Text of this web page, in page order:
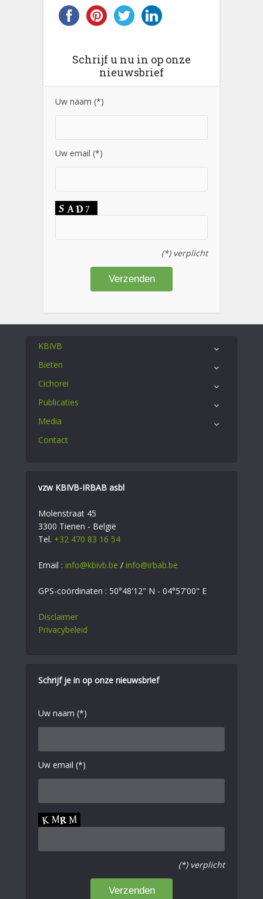
Schrijf u nu in op onze
nieuwsbrief
Uw naam (*)
Uw email (*)
(*) verplicht
KBIVB
Bieten
Cichorei
Publicaties
Media
Contact
vzw KBIVB-IRBAB asbl
Molenstraat 45
3300 Tienen - België
Tel. +32 470 83 16 54
Email : info@kbivb.be / info@irbab.be
GPS-coördinaten : 50°48'12" N - 04°57'00" E
Disclaimer
Privacybeleid
Schrijf je in op onze nieuwsbrief
Uw naam (*)
Uw email (*)
(*) verplicht